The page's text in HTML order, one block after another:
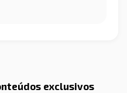
exclusivos